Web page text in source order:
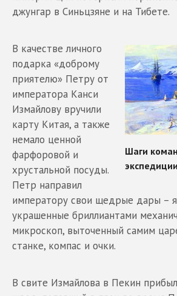
джунгар в Синьцзяне и на Тибете.
В качестве личного
подарка «доброму
приятелю» Петру от
императора Канси
Измайлову вручили
карту Китая, а также
немало ценной
фарфоровой и
хрустальной посуды.
Петр направил
императору свои щедрые дары –
украшенные бриллиантами
микроскоп, выточенный самим
станке, компас и очки.
В свите Измайлова в Пекин